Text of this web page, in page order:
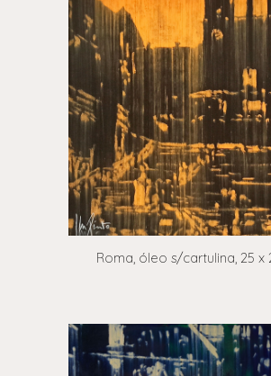
Roma, óleo s/cartulina, 25 x